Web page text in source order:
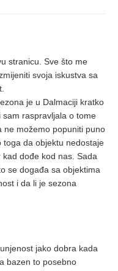
stranicu. Sve što me
svoja iskustva sa
je u Dalmaciji kratko
raspravljala o tome
ne možemo popuniti puno
toga da objektu nedostaje
dođe kod nas. Sada
se događa sa objektima
i da li je sezona
jako dobra kada
bazen to posebno